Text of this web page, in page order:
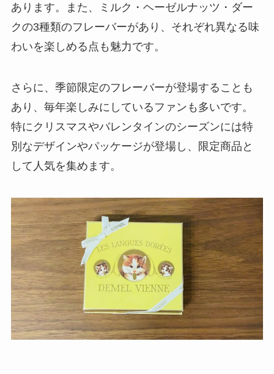
あります。また、ミルク・ヘーゼルナッツ・ダー
クの3種類のフレーバーがあり、それぞれ異なる味
わいを楽しめる点も魅力です。
さらに、季節限定のフレーバーが登場することも
あり、毎年楽しみにしているファンも多いです。
特にクリスマスやバレンタインのシーズンには特
別なデザインやパッケージが登場し、限定商品と
して人気を集めます。